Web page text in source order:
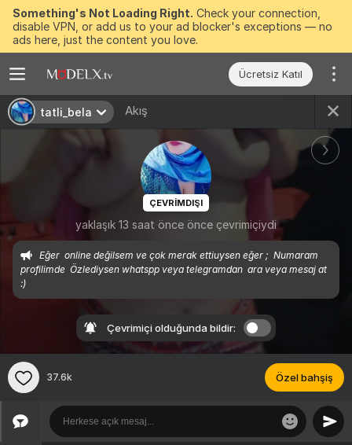
Something's Not Loading Right. Check your connection,
disable VPN, or add us to your ad blocker's exceptions — no
ads here, just the content you love.
Ücretsiz Katıl
tatli_bela Akış
ÇEVRIMDIŞI
yaklaşık 13 saat önce önce çevrimiçiydi
Eğer  online değilsem ve çok merak ettiuysen eğer ;  Numaram
profilimde  Özlediysen whatspp veya telegramdan  ara veya mesaj at
:)
Çevrimiçi olduğunda bildir:
37.6k Özel bahşiş